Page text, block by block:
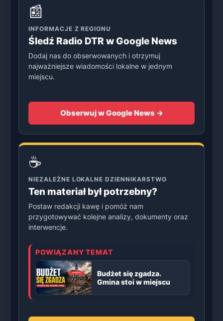
📰
INFORMACJE Z REGIONU
Śledź Radio DTR w Google News
Dodaj nas do obserwowanych i otrzymuj
najważniejsze wiadomości lokalne w jednym
miejscu.
Obserwuj w Google News →
☕
NIEZALEŻNE LOKALNE DZIENNIKARSTWO
Ten materiał był potrzebny?
Postaw redakcji kawę i pomóż nam
przygotowywać kolejne analizy, dokumenty oraz
interwencje.
POWIĄZANY TEMAT
Budżet się zgadza.
Gmina stoi w miejscu